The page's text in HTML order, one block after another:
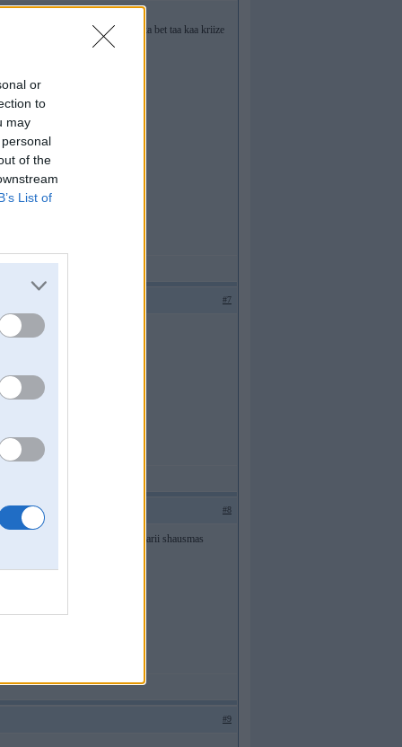
or
to
may
of the
List of
un tas ka hadene daudz labaaka bet taa kaa kriize
#7
ar platam arkam
#8
var vai nu nopirkt shausmas vai arii shausmas
#9